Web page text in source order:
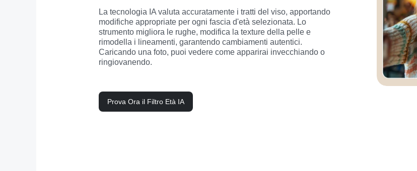
La tecnologia IA valuta accuratamente i tratti del viso, apportando
modifiche appropriate per ogni fascia d'età selezionata. Lo
strumento migliora le rughe, modifica la texture della pelle e
rimodella i lineamenti, garantendo cambiamenti autentici.
Caricando una foto, puoi vedere come apparirai invecchiando o
ringiovanendo.
Prova Ora il Filtro Età IA